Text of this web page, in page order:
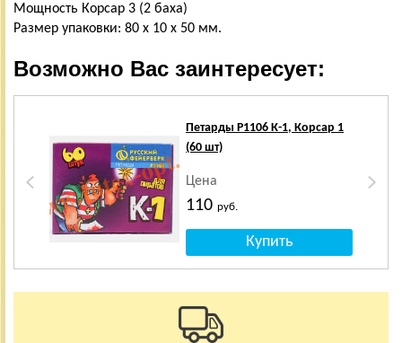
Мощность Корсар 3 (2 баха)
Размер упаковки: 80 х 10 х 50 мм.
Возможно Вас заинтересует:
Петарды Р1106 К-1, Корсар 1
(60 шт)
Цена
110руб.